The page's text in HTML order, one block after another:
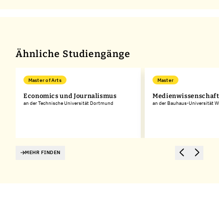
Ähnliche Studiengänge
Master of Arts
Economics und Journalismus
an der Technische Universität Dortmund
Master
Medienwissenschaft
an der Bauhaus-Universität
MEHR FINDEN